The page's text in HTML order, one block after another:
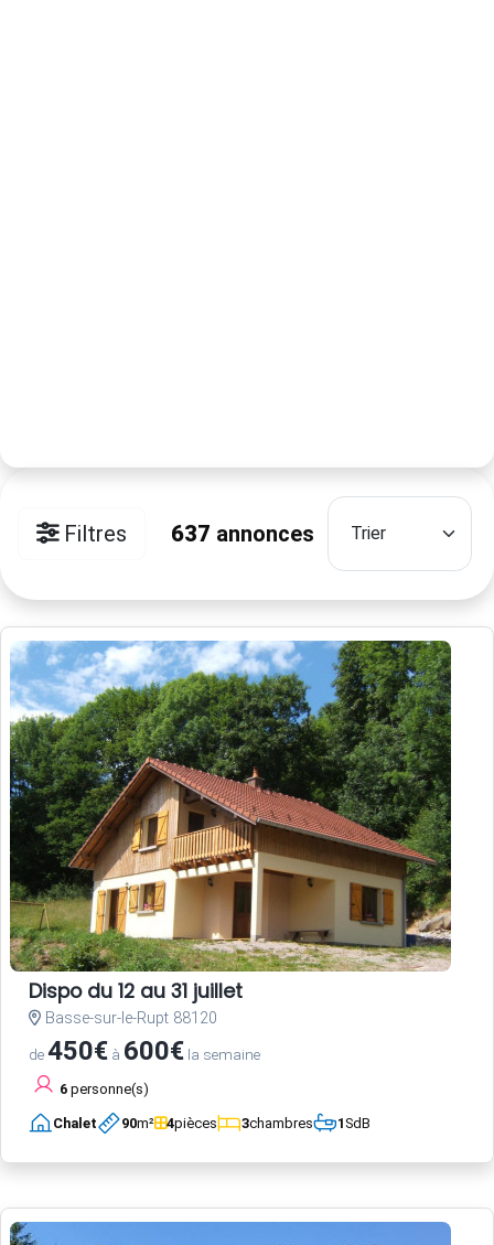
Filtres 637 annonces
Dispo du 12 au 31 juillet
Basse-sur-le-Rupt 88120
de450€ à 600€ la semaine
6 personne(s)
Chalet 90m² 4pièces 3chambres 1SdB